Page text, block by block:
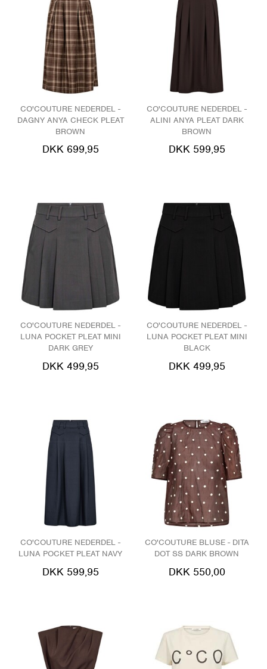
CO'COUTURE NEDERDEL -
DAGNY ANYA CHECK PLEAT
BROWN
DKK 699,95
CO'COUTURE NEDERDEL -
ALINI ANYA PLEAT DARK
BROWN
DKK 599,95
CO'COUTURE NEDERDEL -
LUNA POCKET PLEAT MINI
DARK GREY
DKK 499,95
CO'COUTURE NEDERDEL -
LUNA POCKET PLEAT MINI
BLACK
DKK 499,95
CO'COUTURE NEDERDEL -
LUNA POCKET PLEAT NAVY
DKK 599,95
CO'COUTURE BLUSE - DITA
DOT SS DARK BROWN
DKK 550,00